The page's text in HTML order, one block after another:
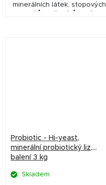
minerálních látek, stopových
prvků a vitamínů navíc
Probiotic - Hi-yeast,
minerální probiotický liz,
balení 3 kg
Skladem